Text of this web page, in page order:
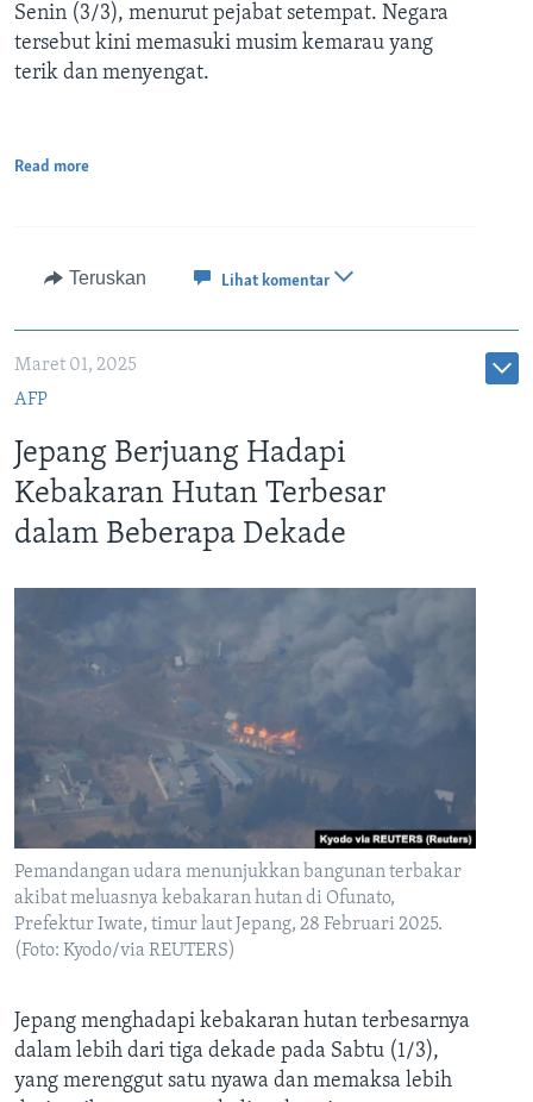
Senin (3/3), menurut pejabat setempat. Negara
tersebut kini memasuki musim kemarau yang
terik dan menyengat.
Read more
Teruskan Lihat komentar
Maret 01, 2025
AFP
Jepang Berjuang Hadapi
Kebakaran Hutan Terbesar
dalam Beberapa Dekade
Pemandangan udara menunjukkan bangunan terbakar
akibat meluasnya kebakaran hutan di Ofunato,
Prefektur Iwate, timur laut Jepang, 28 Februari 2025.
(Foto: Kyodo/via REUTERS)
Jepang menghadapi kebakaran hutan terbesarnya
dalam lebih dari tiga dekade pada Sabtu (1/3),
yang merenggut satu nyawa dan memaksa lebih